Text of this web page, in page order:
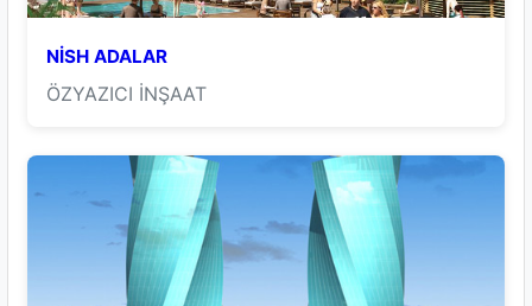
NİSH ADALAR
ÖZYAZICI İNŞAAT